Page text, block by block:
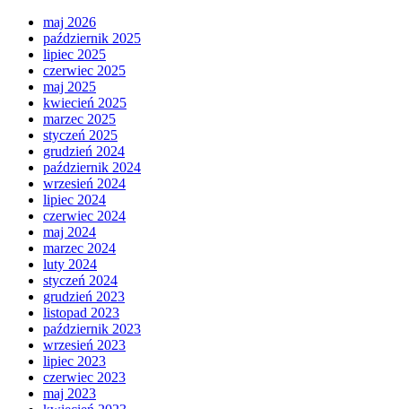
maj 2026
październik 2025
lipiec 2025
czerwiec 2025
maj 2025
kwiecień 2025
marzec 2025
styczeń 2025
grudzień 2024
październik 2024
wrzesień 2024
lipiec 2024
czerwiec 2024
maj 2024
marzec 2024
luty 2024
styczeń 2024
grudzień 2023
listopad 2023
październik 2023
wrzesień 2023
lipiec 2023
czerwiec 2023
maj 2023